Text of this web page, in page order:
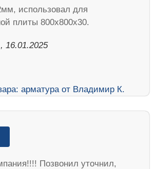
использовал для
плиты 800х800х30.
16.01.2025
Позвонил уточнил,